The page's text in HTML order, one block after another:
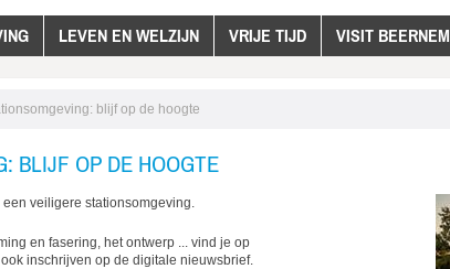
LEVEN EN WELZIJN VRIJE TIJD VISIT BEERNEM
blijf op de hoogte
BLIJF OP DE HOOGTE
veiligere stationsomgeving.
en fasering, het ontwerp ... vind je op
ook inschrijven op de digitale nieuwsbrief.